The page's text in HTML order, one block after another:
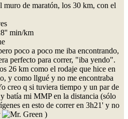
muro de maratón, los 30 km, con el
min/km
poco a poco me iba encontrando,
perfecto para correr, "iba yendo".
26 km como el rodaje que hice en
y como llgué y no me encontraba
creo q si tuviera tiempo y un par de
batía mi MMP en la distancia (sólo
en esto de correr en 3h21' y no
)